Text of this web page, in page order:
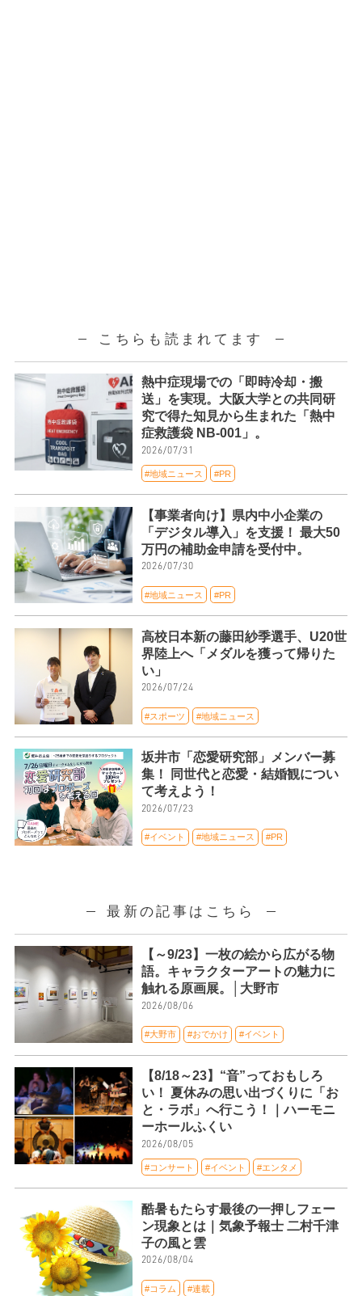
こちらも読まれてます
熱中症現場での「即時冷却・搬
送」を実現。大阪大学との共同研
究で得た知見から生まれた「熱中
症救護袋 NB-001」。
2026/07/31
#地域ニュース #PR
【事業者向け】県内中小企業の
「デジタル導入」を支援！ 最大50
万円の補助金申請を受付中。
2026/07/30
#地域ニュース #PR
高校日本新の藤田紗季選手、U20世
界陸上へ「メダルを獲って帰りた
い」
2026/07/24
#スポーツ #地域ニュース
坂井市「恋愛研究部」メンバー募
集！ 同世代と恋愛・結婚観につい
て考えよう！
2026/07/23
#イベント #地域ニュース #PR
最新の記事はこちら
【～9/23】一枚の絵から広がる物
語。キャラクターアートの魅力に
触れる原画展。│大野市
2026/08/06
#大野市 #おでかけ #イベント
【8/18～23】“音”っておもしろ
い！ 夏休みの思い出づくりに「お
と・ラボ」へ行こう！｜ハーモニ
ーホールふくい
2026/08/05
#コンサート #イベント #エンタメ
酷暑もたらす最後の一押しフェー
ン現象とは｜気象予報士 二村千津
子の風と雲
2026/08/04
#コラム #連載